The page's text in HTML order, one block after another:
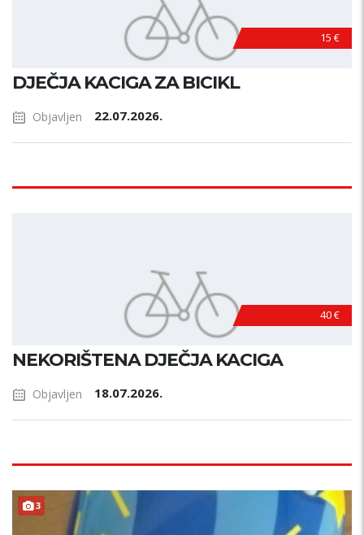
15 €
DJEČJA KACIGA ZA BICIKL
Objavljen 22.07.2026.
40 €
NEKORIŠTENA DJEČJA KACIGA
Objavljen 18.07.2026.
3